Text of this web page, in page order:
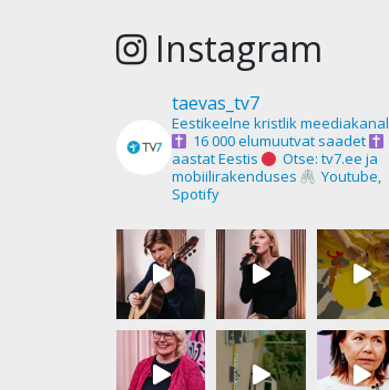
Instagram
taevas_tv7
Eestikeelne kristlik meediakanal
16 000 elumuutvat saadet
aastat Eestis
Otse: tv7.ee ja
mobiilirakenduses
Youtube,
Spotify